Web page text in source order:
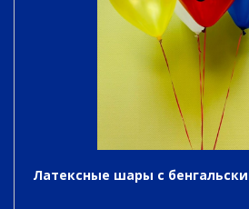
Латексные шары с